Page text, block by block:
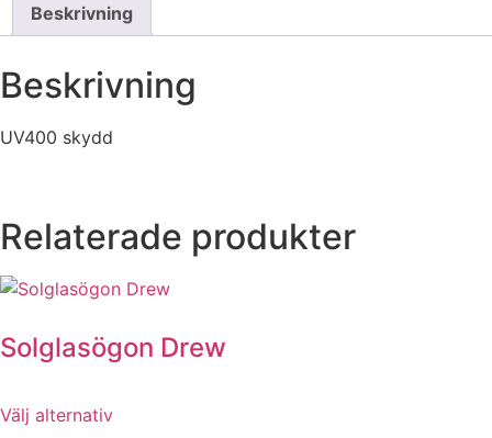
Beskrivning
Beskrivning
UV400 skydd
Relaterade produkter
Solglasögon Drew
Välj alternativ